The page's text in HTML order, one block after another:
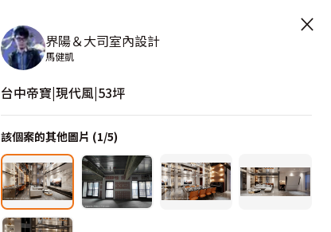
×
界陽＆大司室內設計
馬健凱
台中帝寶|現代風|53坪
該個案的其他圖片 (1/5)